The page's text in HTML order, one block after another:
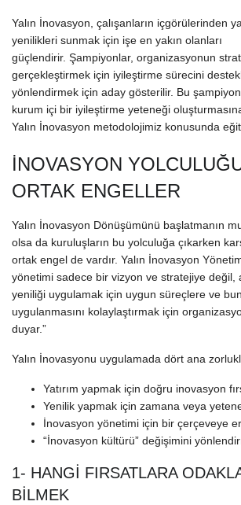
Yalın İnovasyon, çalışanların içgörülerinden
yenilikleri sunmak için işe en yakın olanları
güçlendirir. Şampiyonlar, organizasyonun
gerçekleştirmek için iyileştirme sürecini
yönlendirmek için aday gösterilir. Bu
kurum içi bir iyileştirme yeteneği
Yalın İnovasyon metodolojimiz konusunda
İNOVASYON
ORTAK ENGELLER
Yalın İnovasyon Dönüşümünü başlatmanın
olsa da kuruluşların bu yolculuğa çıkarken
ortak engel de vardır. Yalın İnovasyon
yönetimi sadece bir vizyon ve stratejiye değil,
yeniliği uygulamak için uygun süreçlere ve
uygulanmasını kolaylaştırmak için
duyar.”
Yalın İnovasyonu uygulamada dört ana
Yatırım yapmak için doğru inovasyon
Yenilik yapmak için zamana veya
İnovasyon yönetimi için bir çerçeveye
“İnovasyon kültürü” değişimini
1- HANGİ FIRSATLARA
BİLMEK